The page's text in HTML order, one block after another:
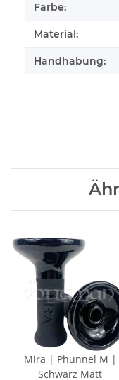
Farbe:
Material:
Handhabung:
Mira | Phunnel M |
Schwarz Matt